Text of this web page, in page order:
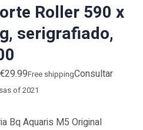
Roller 590 x
serigrafiado,
Free shippingConsultar
as of 2021
Bq Aquaris M5 Original